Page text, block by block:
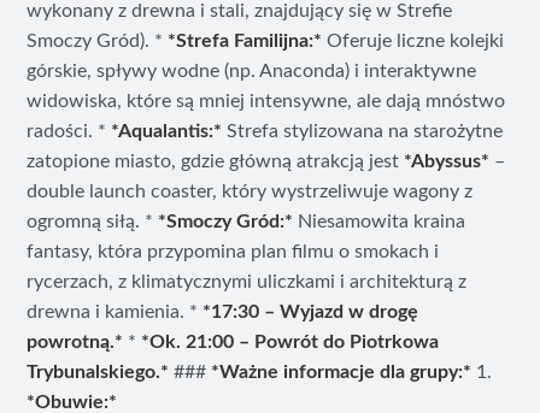
wykonany z drewna i stali, znajdujący się w Strefie
Smoczy Gród). * *Strefa Familijna:* Oferuje liczne kolejki
górskie, spływy wodne (np. Anaconda) i interaktywne
widowiska, które są mniej intensywne, ale dają mnóstwo
radości. * *Aqualantis:* Strefa stylizowana na starożytne
zatopione miasto, gdzie główną atrakcją jest *Abyssus* –
double launch coaster, który wystrzeliwuje wagony z
ogromną siłą. * *Smoczy Gród:* Niesamowita kraina
fantasy, która przypomina plan filmu o smokach i
rycerzach, z klimatycznymi uliczkami i architekturą z
drewna i kamienia. * *17:30 – Wyjazd w drogę
powrotną.* * *Ok. 21:00 – Powrót do Piotrkowa
Trybunalskiego.* ### *Ważne informacje dla grupy:* 1.
*Obuwie:*